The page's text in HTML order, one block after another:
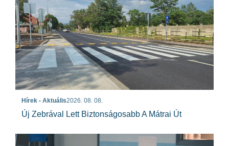
Hírek - Aktuális2026. 08. 08.
Új Zebrával Lett Biztonságosabb A Mátrai Út